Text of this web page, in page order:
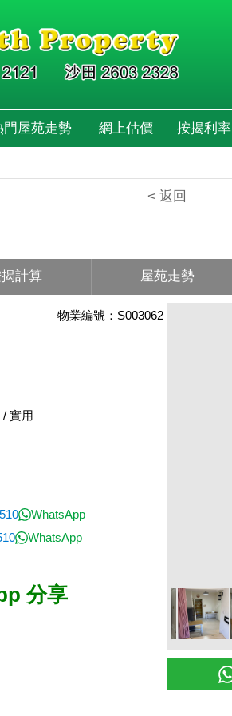
門屋苑走勢 網上估價 按揭利率
< 返回
計算 屋苑走勢
物業編號：S003062
/ 實用
WhatsApp
WhatsApp
分享